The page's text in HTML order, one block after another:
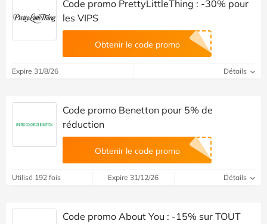
Code promo PrettyLittleThing : -30% pour
les VIPS
Obtenir le code promo
Expire 31/8/26 Détails
Code promo Benetton pour 5% de
réduction
Obtenir le code promo
Utilisé 192 fois Expire 31/12/26 Détails
Code promo About You : -15% sur TOUT